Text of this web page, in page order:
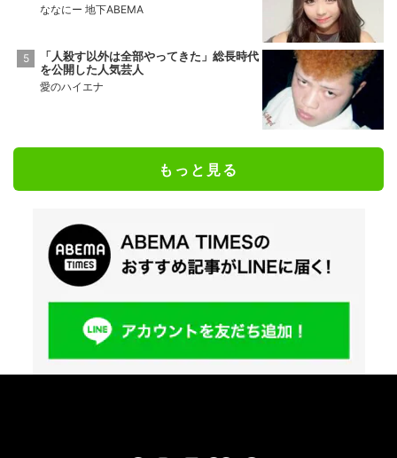
ななにー 地下ABEMA
「人殺す以外は全部やってきた」総長時代
を公開した人気芸人
愛のハイエナ
もっと見る